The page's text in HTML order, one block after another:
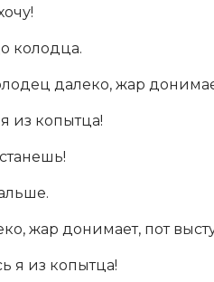
колодца.
далеко, жар
из копытца!
жар донимает, пот
я из копытца!